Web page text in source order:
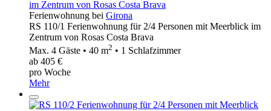
Ferienwohnung bei Girona
RS 110/1 Ferienwohnung für 2/4 Personen mit Meerblick im
Zentrum von Rosas Costa Brava
Max. 4 Gäste • 40 m2 • 1 Schlafzimmer
ab 405 €
pro Woche
Mehr